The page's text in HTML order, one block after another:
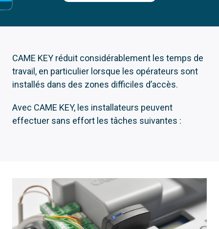
CAME KEY réduit considérablement les temps de
travail, en particulier lorsque les opérateurs sont
installés dans des zones difficiles d’accès.
Avec CAME KEY, les installateurs peuvent
effectuer sans effort les tâches suivantes :